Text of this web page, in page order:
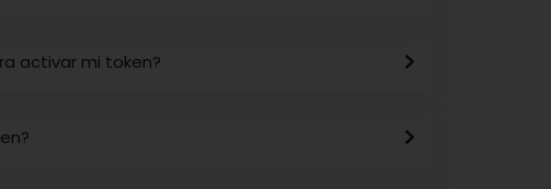
activar mi token?